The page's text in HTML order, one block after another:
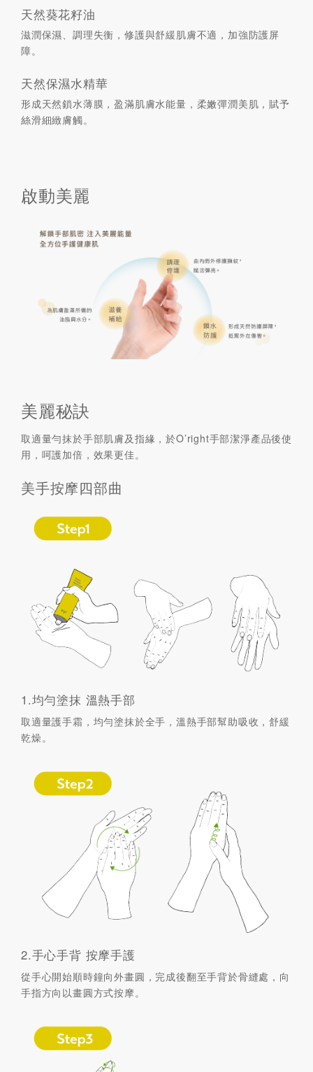
天然葵花籽油
滋潤保濕、調理失衡，修護與舒緩肌膚不適，加強防護屏
障。
天然保濕水精華
形成天然鎖水薄膜，盈滿肌膚水能量，柔嫩彈潤美肌，賦予
絲滑細緻膚觸。
啟動美麗
美麗秘訣
取適量勻抹於手部肌膚及指緣，於O’right手部潔淨產品後使
用，呵護加倍，效果更佳。
美手按摩四部曲
1.均勻塗抹 溫熱手部
取適量護手霜，均勻塗抹於全手，溫熱手部幫助吸收，舒緩
乾燥。
2.手心手背 按摩手護
從手心開始順時鐘向外畫圓，完成後翻至手背於骨縫處，向
手指方向以畫圓方式按摩。